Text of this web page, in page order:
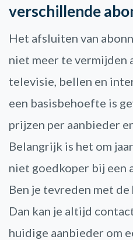
verschillende
Het afsluiten van
niet meer te vermijden
televisie, bellen en
een basisbehoefte is
prijzen per aanbieder
Belangrijk is het om
niet goedkoper bij een
Ben je tevreden met
Dan kan je altijd
huidige aanbieder om